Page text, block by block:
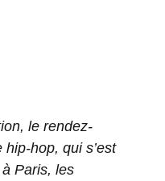
le rendez-
hop, qui s’est
Paris, les